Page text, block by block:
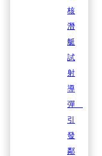
核
潛
艇
試
射
導
彈
引
發
鄰